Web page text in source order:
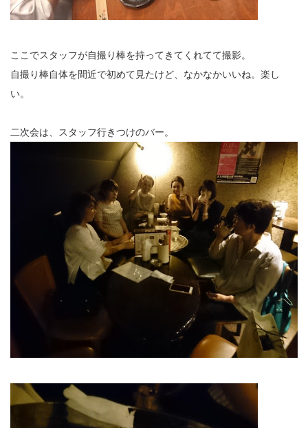
ここでスタッフが自撮り棒を持ってきてくれてて撮影。
自撮り棒自体を間近で初めて見たけど、なかなかいいね。楽し
い。
二次会は、スタッフ行きつけのバー。